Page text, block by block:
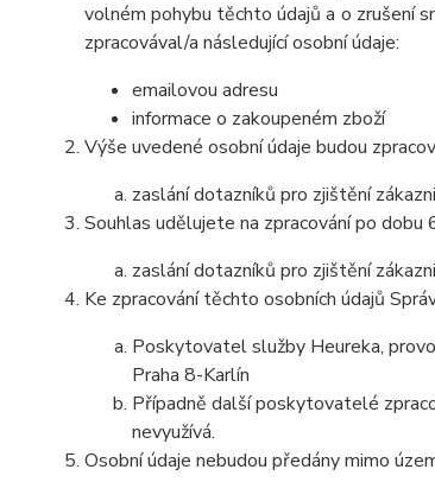
volném pohybu těchto údajů a o zrušení
zpracovával/a následující osobní údaje:
emailovou adresu
informace o zakoupeném zboží
Výše uvedené osobní údaje budou
zaslání dotazníků pro zjištění
Souhlas udělujete na zpracování po dobu
zaslání dotazníků pro zjištění
Ke zpracování těchto osobních údajů
Poskytovatel služby Heureka,
Praha 8-Karlín
Případně další poskytovatelé
nevyužívá.
Osobní údaje nebudou předány mimo